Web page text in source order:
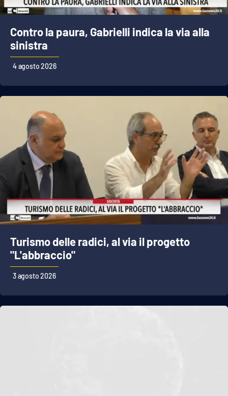
Contro la paura, Gabrielli indica la via alla
sinistra
4 agosto 2026
Turismo delle radici, al via il progetto
"L'abbraccio"
3 agosto 2026